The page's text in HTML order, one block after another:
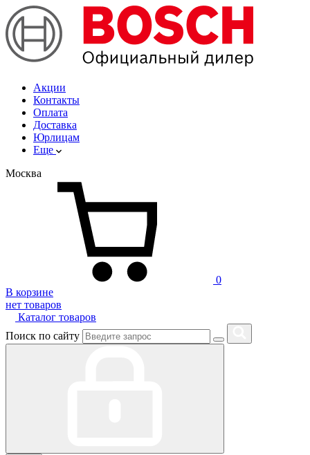
Акции
Контакты
Оплата
Доставка
Юрлицам
Еще
Москва
0
В корзине
нет товаров
Каталог товаров
Поиск по сайту